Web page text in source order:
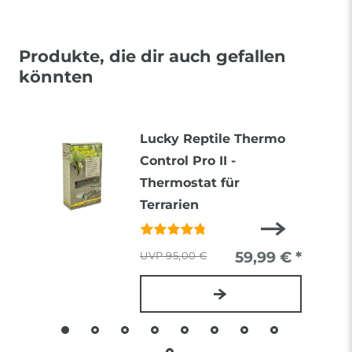
Produkte, die dir auch gefallen
könnten
Lucky Reptile Thermo
Control Pro II -
Thermostat für
Terrarien
95,00 € 59,99 € *